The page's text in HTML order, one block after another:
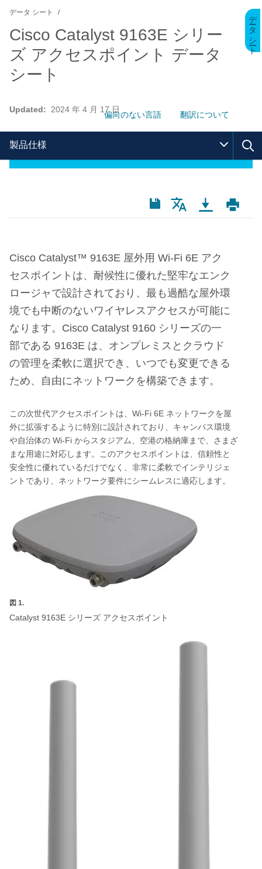
データ シート
Cisco Catalyst 9163E シリー
ズ アクセスポイント データ
シート
データ シート
Updated: 2024 年 4 月 17 日
偏向のない言語 翻訳について
製品仕様
Cisco Catalyst™ 9163E 屋外用 Wi-Fi 6E アク
セスポイントは、耐候性に優れた堅牢なエンク
ロージャで設計されており、最も過酷な屋外環
境でも中断のないワイヤレスアクセスが可能に
なります。 Cisco Catalyst 9160 シリーズの一
部である 9163E は、オンプレミスとクラウド
の管理を柔軟に選択でき、いつでも変更できる
ため、自由にネットワークを構築できます。
この次世代アクセスポイントは、 Wi-Fi 6E ネットワークを屋
外に拡張するように特別に設計されており、キャンパス環境
や自治体の Wi-Fi からスタジアム、空港の格納庫まで、さまざ
まな用途に対応します。このアクセスポイントは、信頼性と
安全性に優れているだけでなく、非常に柔軟でインテリジェ
ントであり、ネットワーク要件にシームレスに適応します。
図 1.
Catalyst 9163E シリーズ アクセスポイント